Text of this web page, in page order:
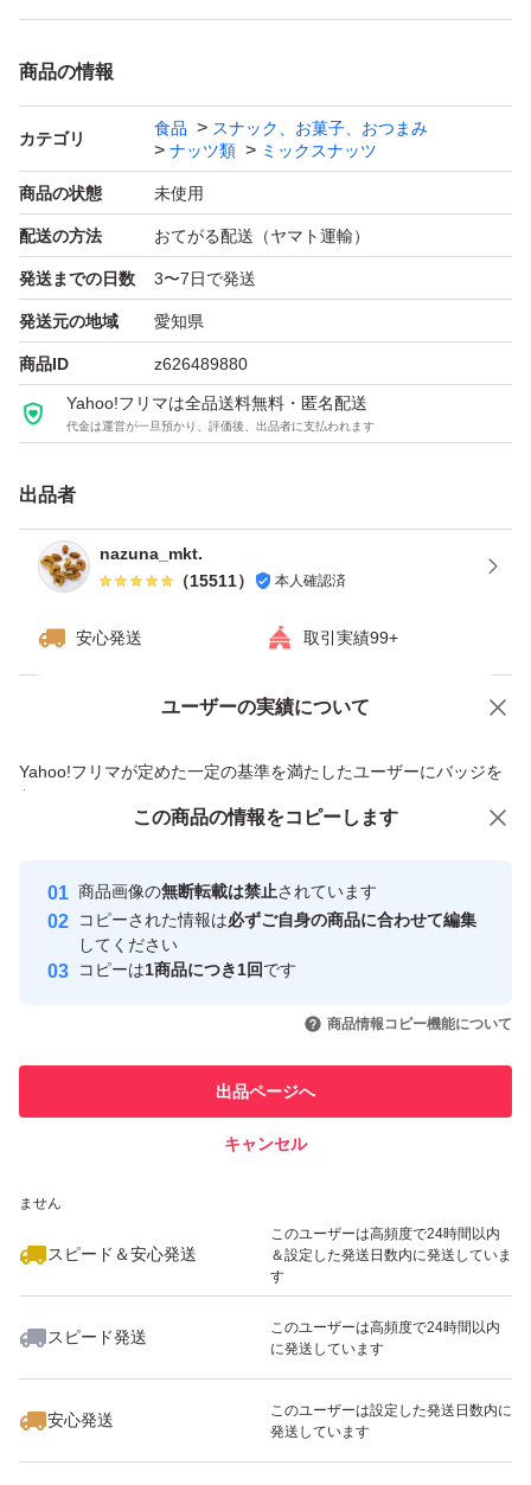
(画像の賞味期限はサンプルになります。ご注文を受けて
《コメント》
塩付きのカシューナッツです。
塩味が抜群に美味しい！！
そのままお酒のおつまみに!！
健康的なおやつです。
★全てご注文いただいてから袋詰いたしますので、新鮮な
ナッツをお届けいたします^ - ^
★ドライフルーツとナッツのミックスは発送日の袋詰めで
もナッツがしけてしまう可能性がございます。ご理解・ご
了承下さい
商品の情報
カテゴリ
食品
スナック、お菓子、おつまみ
ナッツ類
ミックスナッツ
商品の状態 未使用
配送の方法 おてがる配送（ヤマト運輸）
発送までの日数 3〜7日で発送
発送元の地域 愛知県
商品ID z626489880
Yahoo!フリマは全品送料無料・匿名配送
代金は運営が一旦預かり、評価後、出品者に支払われます
出品者
nazuna_mkt.
（15511） 本人確認済
安心発送 取引実績99+
ユーザーの実績について
Yahoo!フリマが定めた一定の基準を満たしたユーザーにバッジを
付与しています
安心取引出品者
心・安全なユーザーです
取引実績
引を完了させた実績があります
での取引実績があります
ません
スピード＆安心発送
このユーザーは高頻度で24時間以内
＆設定した発送日数内に発送していま
す
スピード発送
このユーザーは高頻度で24時間以内
に発送しています
安心発送
このユーザーは設定した発送日数内に
発送しています
価格の相談 商品への質問
この商品の情報をコピーします
商品画像の無断転載は禁止されています
コピーされた情報は必ずご自身の商品に合わせて編集
してください
コピーは1商品につき1回です
商品情報コピー機能について
出品ページへ
キャンセル
この商品をみている人にオススメ
いいね！
2,000